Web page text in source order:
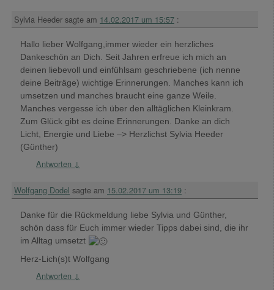
Sylvia Heeder sagte am 14.02.2017 um 15:57 :
Hallo lieber Wolfgang,immer wieder ein herzliches
Dankeschön an Dich. Seit Jahren erfreue ich mich an
deinen liebevoll und einfühlsam geschriebene (ich nenne
deine Beiträge) wichtige Erinnerungen. Manches kann ich
umsetzen und manches braucht eine ganze Weile.
Manches vergesse ich über den alltäglichen Kleinkram.
Zum Glück gibt es deine Erinnerungen. Danke an dich
Licht, Energie und Liebe –> Herzlichst Sylvia Heeder
(Günther)
Antworten ↓
Wolfgang Dodel sagte am 15.02.2017 um 13:19 :
Danke für die Rückmeldung liebe Sylvia und Günther,
schön dass für Euch immer wieder Tipps dabei sind, die ihr
im Alltag umsetzt
Herz-Lich(s)t Wolfgang
Antworten ↓